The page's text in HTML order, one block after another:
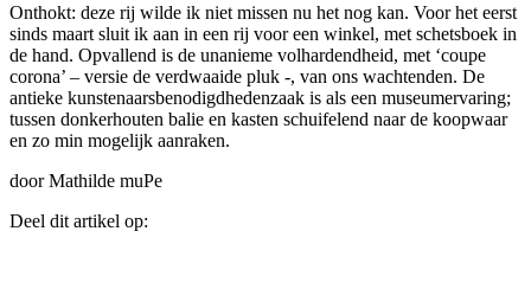
Onthokt: deze rij wilde ik niet missen nu het nog kan. Voor het eerst
sinds maart sluit ik aan in een rij voor een winkel, met schetsboek in
de hand. Opvallend is de unanieme volhardendheid, met ‘coupe
corona’ – versie de verdwaaide pluk -, van ons wachtenden. De
antieke kunstenaarsbenodigdhedenzaak is als een museumervaring;
tussen donkerhouten balie en kasten schuifelend naar de koopwaar
en zo min mogelijk aanraken.
door Mathilde muPe
Deel dit artikel op: